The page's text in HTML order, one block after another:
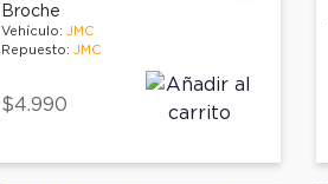
Broche
Vehículo: JMC
Repuesto: JMC
$4.990